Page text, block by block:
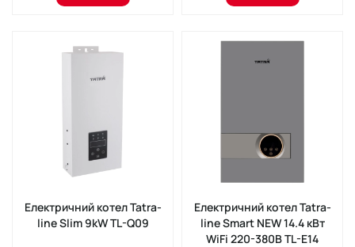
Електричний котел Tatra-
line Slim 9kW TL-Q09
Електричний котел Tatra-
line Smart NEW 14.4 кВт
WiFi 220-380В TL-E14